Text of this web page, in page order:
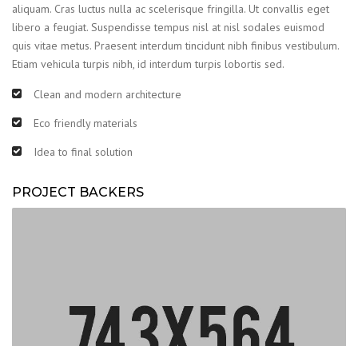
aliquam. Cras luctus nulla ac scelerisque fringilla. Ut convallis eget
libero a feugiat. Suspendisse tempus nisl at nisl sodales euismod
quis vitae metus. Praesent interdum tincidunt nibh finibus vestibulum.
Etiam vehicula turpis nibh, id interdum turpis lobortis sed.
Clean and modern architecture
Eco friendly materials
Idea to final solution
PROJECT BACKERS